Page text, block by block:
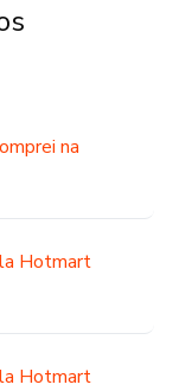
na
Hotmart
Hotmart